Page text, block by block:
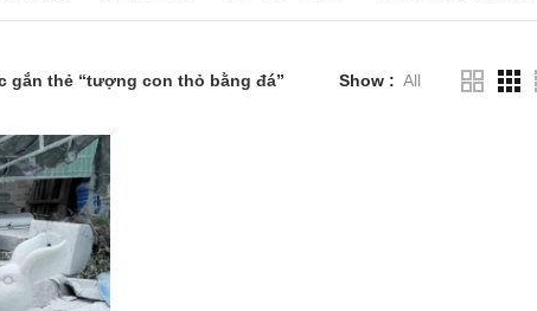
gắn thẻ “tượng con thỏ bằng đá” Show All